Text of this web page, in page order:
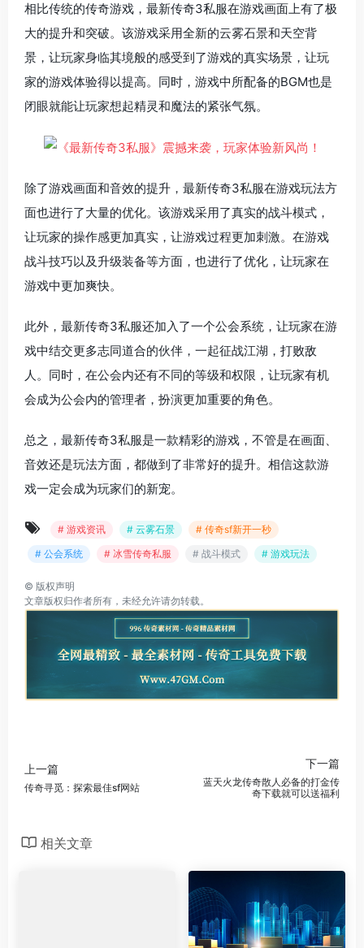
相比传统的传奇游戏，最新传奇3私服在游戏画面上有了极
大的提升和突破。该游戏采用全新的云雾石景和天空背
景，让玩家身临其境般的感受到了游戏的真实场景，让玩
家的游戏体验得以提高。同时，游戏中所配备的BGM也是
闭眼就能让玩家想起精灵和魔法的紧张气氛。
除了游戏画面和音效的提升，最新传奇3私服在游戏玩法方
面也进行了大量的优化。该游戏采用了真实的战斗模式，
让玩家的操作感更加真实，让游戏过程更加刺激。在游戏
战斗技巧以及升级装备等方面，也进行了优化，让玩家在
游戏中更加爽快。
此外，最新传奇3私服还加入了一个公会系统，让玩家在游
戏中结交更多志同道合的伙伴，一起征战江湖，打败敌
人。同时，在公会内还有不同的等级和权限，让玩家有机
会成为公会内的管理者，扮演更加重要的角色。
总之，最新传奇3私服是一款精彩的游戏，不管是在画面、
音效还是玩法方面，都做到了非常好的提升。相信这款游
戏一定会成为玩家们的新宠。
# 游戏资讯 # 云雾石景
# 传奇sf新开一秒
# 公会系统
# 冰雪传奇私服 # 战斗模式 # 游戏玩法
© 版权声明
文章版权归作者所有，未经允许请勿转载。
上一篇
传奇寻觅：探索最佳sf网站
下一篇
蓝天火龙传奇散人必备的打金传
奇下载就可以送福利
相关文章